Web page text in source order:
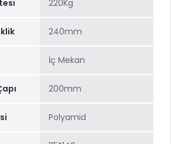
220Kg
240mm
İç Mekan
200mm
Polyamid